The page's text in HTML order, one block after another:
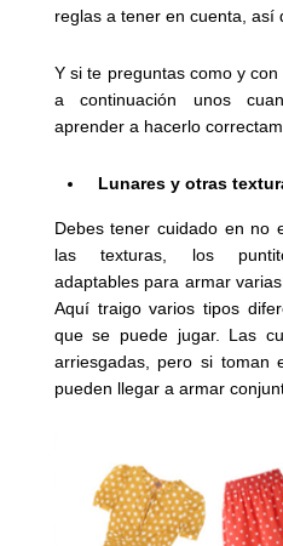
reglas a tener en cuenta, así
Y si te preguntas como y
a continuación unos
aprender a hacerlo
Lunares y otras
Debes tener cuidado en no
las texturas, los
adaptables para armar
Aquí traigo varios tipos
que se puede jugar. Las
arriesgadas, pero si toman
pueden llegar a armar